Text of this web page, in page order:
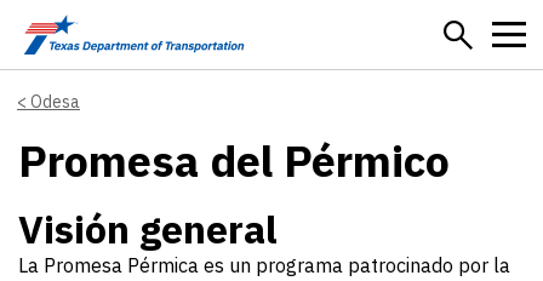
Skip to main content
Odesa
Promesa del Pérmico
Visión general
La Promesa Pérmica es un programa patrocinado por la